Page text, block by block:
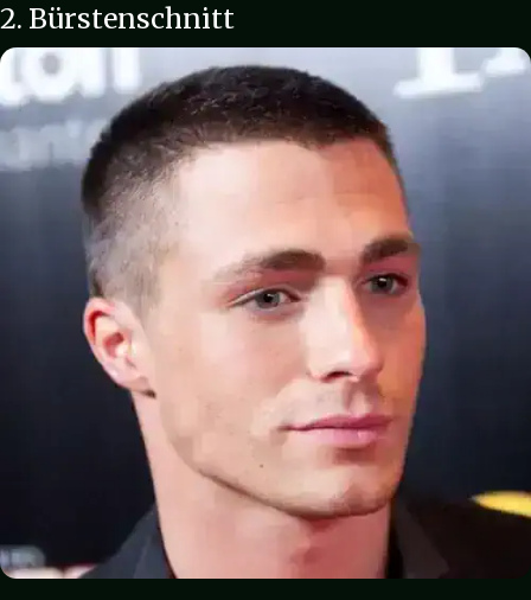
2. Bürstenschnitt